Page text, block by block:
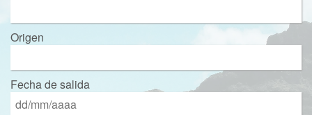
Origen
Fecha de salida